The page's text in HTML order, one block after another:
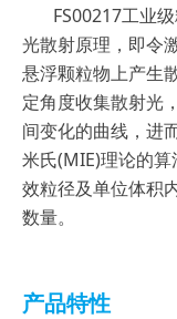
FS00217工业级
光散射原理，即令
悬浮颗粒物上产生
定角度收集散射光
间变化的曲线，进
米氏(MIE)理论的
效粒径及单位体积
数量。
产品特性